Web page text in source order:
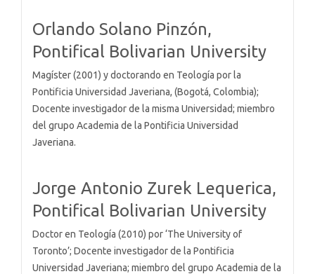
Orlando Solano Pinzón,
Pontifical Bolivarian University
Magíster (2001) y doctorando en Teología por la
Pontificia Universidad Javeriana, (Bogotá, Colombia);
Docente investigador de la misma Universidad; miembro
del grupo Academia de la Pontificia Universidad
Javeriana.
Jorge Antonio Zurek Lequerica,
Pontifical Bolivarian University
Doctor en Teología (2010) por ‘The University of
Toronto’; Docente investigador de la Pontificia
Universidad Javeriana; miembro del grupo Academia de la